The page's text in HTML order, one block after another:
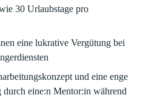
30 Urlaubstage pro
eine lukrative Vergütung bei
und eine enge
eine:n Mentor:in während